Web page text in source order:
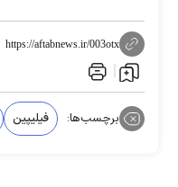
https://aftabnews.ir/003otx
برچسب‌ها: فیلیپین